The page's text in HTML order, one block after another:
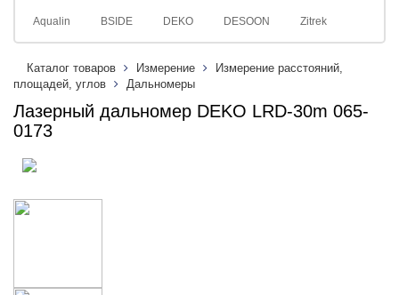
Aqualin BSIDE DEKO DESOON Zitrek
Каталог товаров Измерение
Измерение расстояний,
площадей, углов
Дальномеры
Лазерный дальномер DEKO LRD-30m 065-
0173